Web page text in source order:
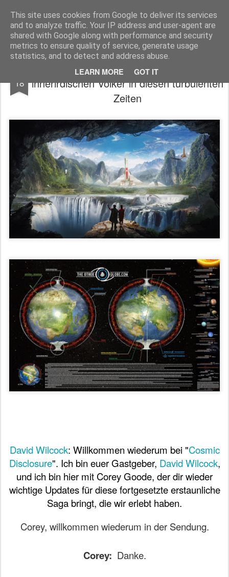
This site uses cookies from Google to deliver its services
and to analyze traffic. Your IP address and user-agent are
shared with Google along with performance and security
metrics to ensure quality of service, generate usage
statistics, and to detect and address abuse.
LEARN MORE GOT IT
Freigeist - ReHU - Forum Institut für Grenzwissenschaften - Spiritualität - Zukunftsforschung - Einheit
Pages
18
Die Auseinandersetzungen der
innerirdischen Völker in diesen turbulenten
Zeiten
David Wilcock: Willkommen wiederum bei "Cosmic
Disclosure". Ich bin euer Gastgeber, David Wilcock,
und ich bin hier mit Corey Goode, der dir wieder
wichtige Updates für diese fortgesetzte erstaunliche
Saga bringt, die wir erlebt haben.
Corey, willkommen wiederum in der Sendung.
Corey: Danke.